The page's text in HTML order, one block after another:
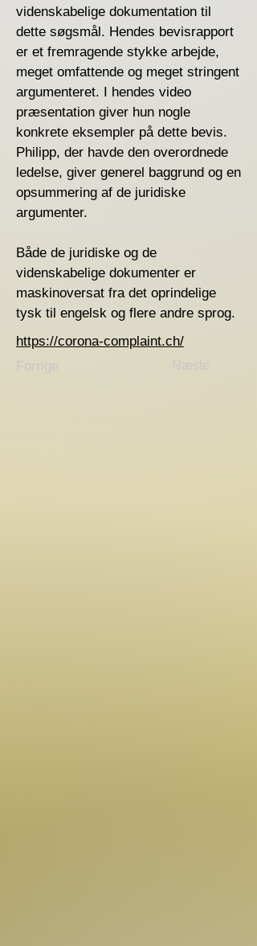
videnskabelige dokumentation til
dette søgsmål. Hendes bevisrapport
er et fremragende stykke arbejde,
meget omfattende og meget stringent
argumenteret. I hendes video
præsentation giver hun nogle
konkrete eksempler på dette bevis.
Philipp, der havde den overordnede
ledelse, giver generel baggrund og en
opsummering af de juridiske
argumenter.
Både de juridiske og de
videnskabelige dokumenter er
maskinoversat fra det oprindelige
tysk til engelsk og flere andre sprog.
https://corona-complaint.ch/
Forrige